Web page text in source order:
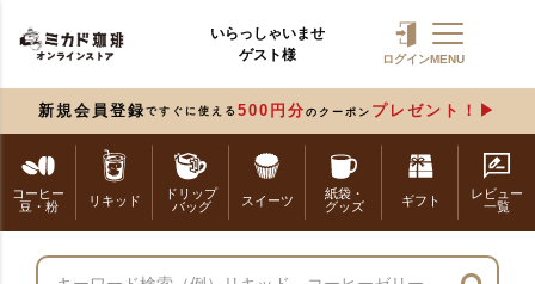
いらっしゃいませ
ゲスト様
ログインMENU
新規会員登録 ですぐに使える 500円分 のクーポン プレゼント！
コーヒー
豆・粉
リキッド
ドリップ
バッグ
スイーツ
紙袋・
グッズ
ギフト
レビュー
一覧